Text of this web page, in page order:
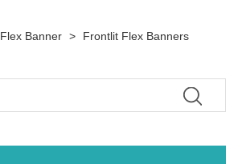
Flex Banner > Frontlit Flex Banners